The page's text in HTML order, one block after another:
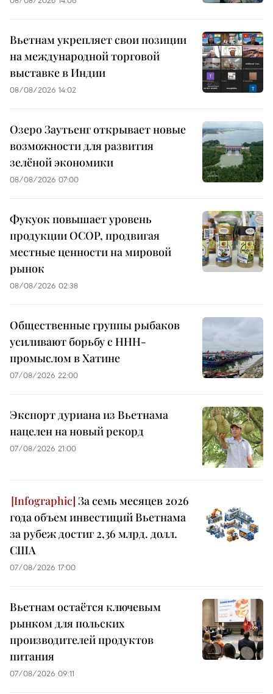
Вьетнам укрепляет свои позиции
на международной торговой
выставке в Индии
08/08/2026 14:02
Озеро Заутьенг открывает новые
возможности для развития
зелёной экономики
08/08/2026 07:00
Фукуок повышает уровень
продукции OCOP, продвигая
местные ценности на мировой
рынок
08/08/2026 02:38
Общественные группы рыбаков
усиливают борьбу с ННН-
промыслом в Хатине
07/08/2026 22:00
Экспорт дуриана из Вьетнама
нацелен на новый рекорд
07/08/2026 21:00
За семь месяцев 2026
года объем инвестиций Вьетнама
за рубеж достиг 2,36 млрд. долл.
США
07/08/2026 17:00
Вьетнам остаётся ключевым
рынком для польских
производителей продуктов
питания
07/08/2026 09:11